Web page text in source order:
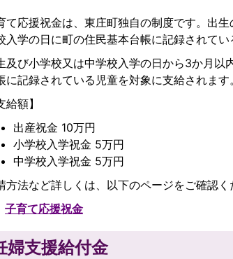
て応援祝金は、東庄町独自の制度です。出
入学の日に町の住民基本台帳に記録されてい
及び小学校又は中学校入学の日から3か月以
に記録されている児童を対象に支給されます。
給額】
出産祝金 10万円
小学校入学祝金 5万円
中学校入学祝金 5万円
方法など詳しくは、以下のページをご確認く
子育て応援祝金
婦支援給付金